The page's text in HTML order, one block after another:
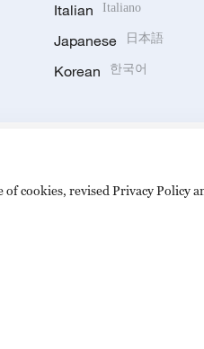
Italian Italiano
Japanese 日本語
Korean 한국어
cookies, revised Privacy Policy